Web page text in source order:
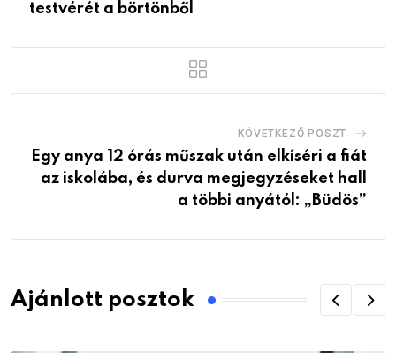
testvérét a börtönből
KÖVETKEZŐ POSZT
Egy anya 12 órás műszak után elkíséri a fiát
az iskolába, és durva megjegyzéseket hall
a többi anyától: „Büdös”
Ajánlott posztok